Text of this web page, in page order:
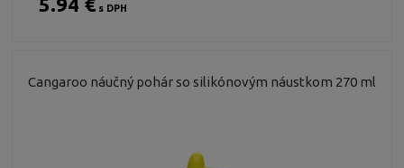
s DPH
Cangaroo náučný pohár so silikónovým náustkom 270 ml